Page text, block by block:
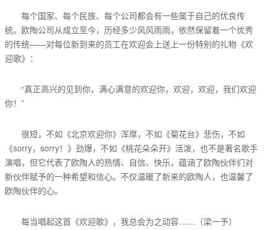
每个国家、每个民族、每个公司都会有一些属于自己的优良传
统。欧陶公司从成立至今，历经多少风风雨雨，依然保留着一个优秀
的传统——对每位新到来的员工在欢迎会上送上一份特别的礼物《欢
迎歌》：
“真正高兴的见到你，满心满意的欢迎你，欢迎，欢迎，我们欢迎
你！”
很短，不如《北京欢迎你》浑厚，不如《菊花台》悲伤，不如
《sorry，sorry！》劲爆，不如《桃花朵朵开》活泼，也不是著名歌手
演唱，但它代表了欧陶人的热情、自信、快乐，蕴涵了欧陶伙伴们对
新伙伴赋予的一种希望和信心。不仅温暖了新来的欧陶人，也温馨了
欧陶伙伴的心。
每当唱起这首《欢迎歌》，我总会为之动容……（梁一予）